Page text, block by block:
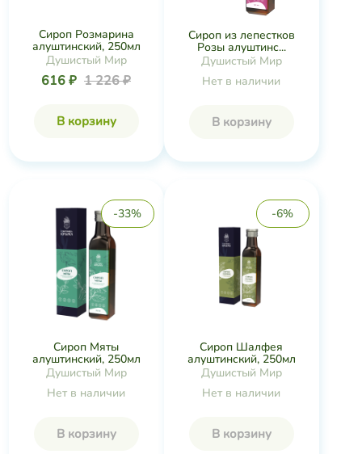
Сироп Розмарина
алуштинский, 250мл
Душистый Мир
616 ₽ 1 226 ₽
В корзину
Сироп из лепестков
Розы алуштинс...
Душистый Мир
Нет в наличии
В корзину
-33%
Сироп Мяты
алуштинский, 250мл
Душистый Мир
Нет в наличии
В корзину
-6%
Сироп Шалфея
алуштинский, 250мл
Душистый Мир
Нет в наличии
В корзину